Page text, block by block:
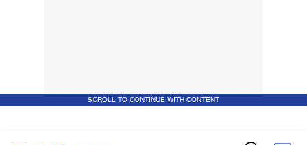
SCROLL TO CONTINUE WITH CONTENT